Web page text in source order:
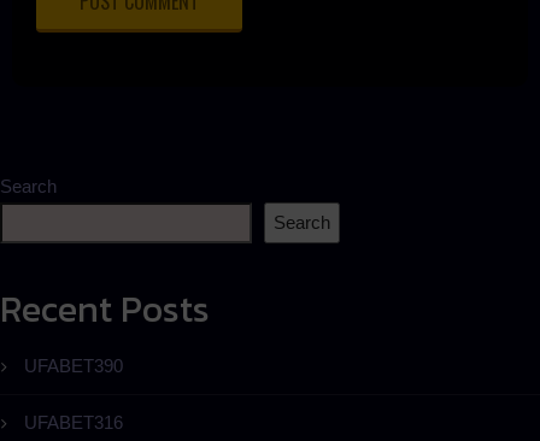
Search
Search
Recent Posts
UFABET390
UFABET316